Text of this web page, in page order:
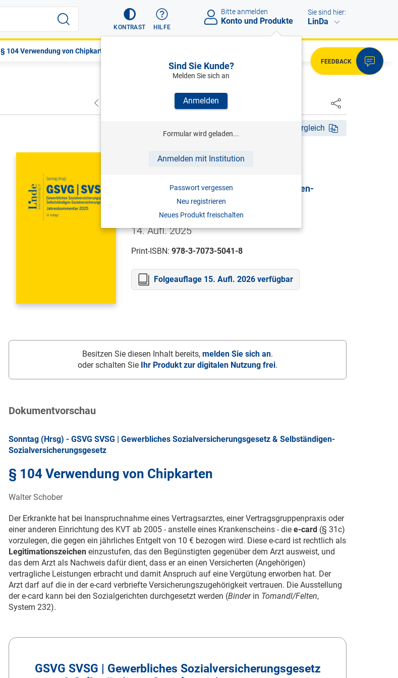
KONTRAST HILFE
Bitte anmelden
Konto und Produkte
Sind Sie Kunde?
Melden Sie sich an
Anmelden
Formular wird geladen...
Anmelden mit Institution
Passwort vergessen
Neu registrieren
Neues Produkt freischalten
Sie sind hier:
LinDa
§ 104 Verwendung von Chipkarten
FEEDBACK
NÄCHSTER
Fassungsvergleich
SONNTAG (HRSG)
Sozialversicherungsgesetz & Selbständigen-
Sozialversicherungsgesetz
Jahreskommentar
14. Aufl. 2025
Print-ISBN:978-3-7073-5041-8
Folgeauflage 15. Aufl. 2026 verfügbar
Besitzen Sie diesen Inhalt bereits, melden Sie sich an.
oder schalten Sie
Ihr Produkt zur digitalen Nutzung frei.
Dokumentvorschau
Sonntag (Hrsg) - GSVG SVSG | Gewerbliches Sozialversicherungsgesetz & Selbständigen-
Sozialversicherungsgesetz
§ 104 Verwendung von Chipkarten
Walter Schober
Der Erkrankte hat bei Inanspruchnahme eines Vertragsarztes, einer Vertragsgruppenpraxis oder
einer anderen Einrichtung des KVT ab 2005 - anstelle eines Krankenscheins - die e-card (§ 31c)
vorzulegen, die gegen ein jährliches Entgelt von 10 € bezogen wird. Diese e-card ist rechtlich als
Legitimationszeichen einzustufen, das den Begünstigten gegenüber dem Arzt ausweist, und
das dem Arzt als Nachweis dafür dient, dass er an einen Versicherten (Angehörigen)
vertragliche Leistungen erbracht und damit Anspruch auf eine Vergütung erworben hat. Der
Arzt darf auf die in der e-card verbriefte Versicherungszugehörigkeit vertrauen. Die Ausstellung
der e-card kann bei den Sozialgerichten durchgesetzt werden (Binderin Tomandl/Felten,
System 232).
GSVG SVSG | Gewerbliches Sozialversicherungsgesetz